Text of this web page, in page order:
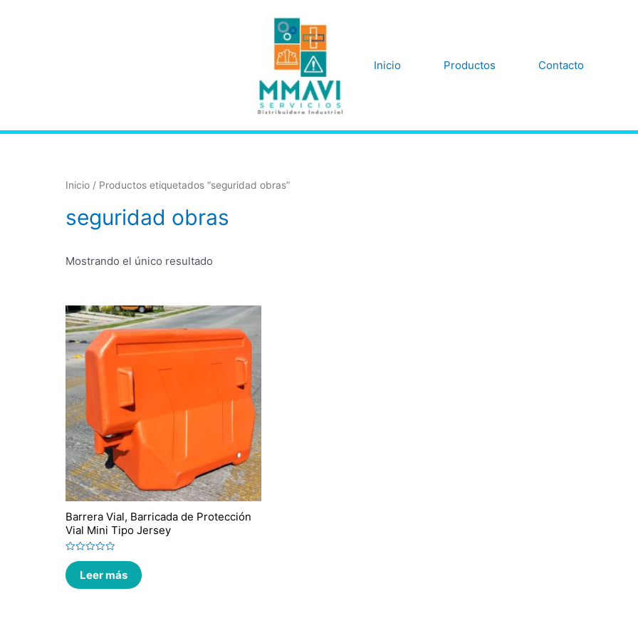
Inicio Productos Contacto
Inicio / Productos etiquetados “seguridad obras”
seguridad obras
Mostrando el único resultado
Barrera Vial, Barricada de Protección
Vial Mini Tipo Jersey
Valorado
en
0
de
Leer más